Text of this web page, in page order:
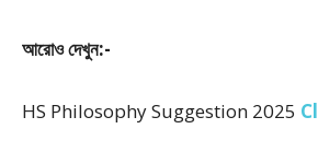
আরোও দেখুন:-
HS Philosophy Suggestion 2025